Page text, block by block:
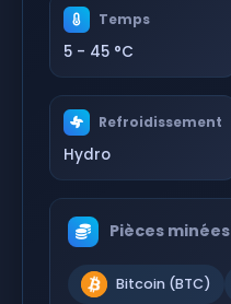
Temps
5 - 45 °C
Refroidissement
Hydro
Pièces minées
Bitcoin (BTC)